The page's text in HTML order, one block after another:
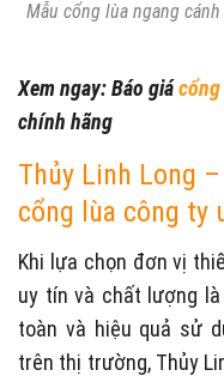
Mẫu cổng lùa ngang
Xem ngay: Báo giá
chính hãng
Thủy Linh Long
cổng lùa công ty
Khi lựa chọn đơn vị
uy tín và chất lượng
toàn và hiệu quả sử
trên thị trường, Thủy